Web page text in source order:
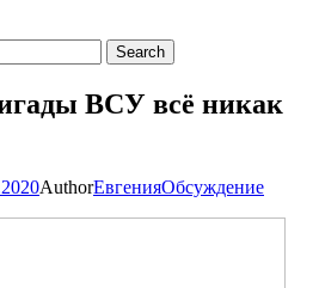
ВСУ всё никак
AuthorЕвгенияОбсуждение